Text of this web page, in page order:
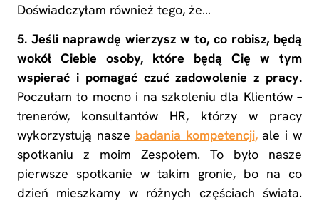
Doświadczyłam również tego, że…
5. Jeśli naprawdę wierzysz w to, co robisz, będą
wokół Ciebie osoby, które będą Cię w tym
wspierać i pomagać czuć zadowolenie z pracy.
Poczułam to mocno i na szkoleniu dla Klientów –
trenerów, konsultantów HR, którzy w pracy
wykorzystują nasze badania kompetencji,ale i w
spotkaniu z moim Zespołem. To było nasze
pierwsze spotkanie w takim gronie, bo na co
dzień mieszkamy w różnych częściach świata.